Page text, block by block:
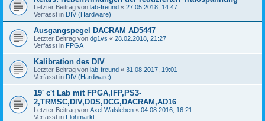
Letzter Beitrag von lab-freund « 27.05.2018, 14:47
Verfasst in DIV (Hardware)
Ausgangspegel DACRAM AD5447
Letzter Beitrag von dg1vs « 28.02.2018, 21:27
Verfasst in FPGA
Kalibration des DIV
Letzter Beitrag von lab-freund « 31.08.2017, 19:01
Verfasst in DIV (Hardware)
19' c't Lab mit FPGA,IFP,PS3-
2,TRMSC,DIV,DDS,DCG,DACRAM,AD16
Letzter Beitrag von Axel.Walsleben « 04.08.2016, 16:21
Verfasst in Flohmarkt